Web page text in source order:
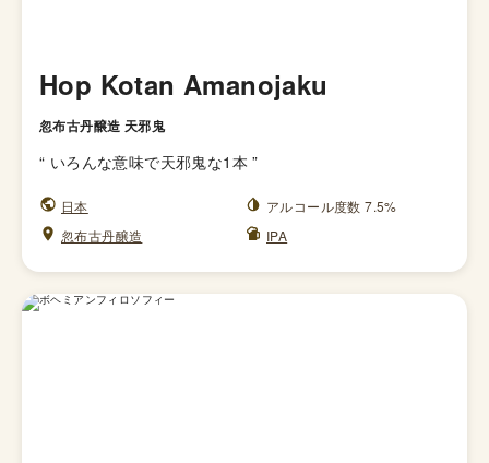
Hop Kotan Amanojaku
忽布古丹醸造 天邪鬼
“ いろんな意味で天邪鬼な1本 ”
日本
アルコール度数 7.5%
忽布古丹醸造
IPA